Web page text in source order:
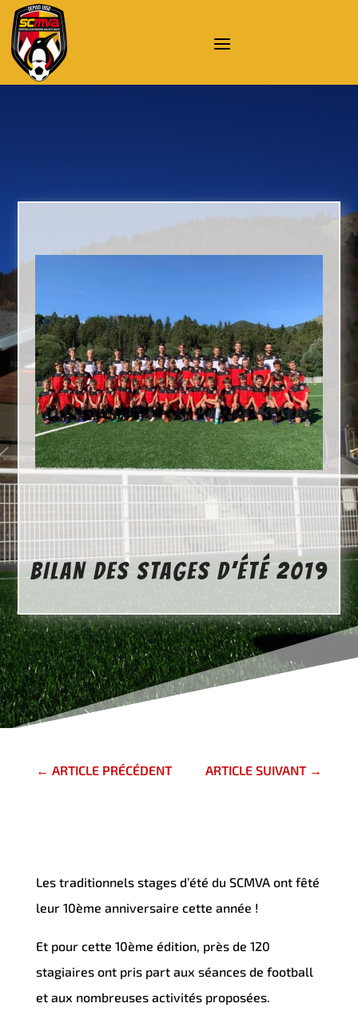
BILAN DES STAGES D’ÉTÉ 2019
← ARTICLE PRÉCÉDENT ARTICLE SUIVANT→
Les traditionnels stages d’été du SCMVA ont fêté
leur 10ème anniversaire cette année !
Et pour cette 10ème édition, près de 120
stagiaires ont pris part aux séances de football
et aux nombreuses activités proposées.